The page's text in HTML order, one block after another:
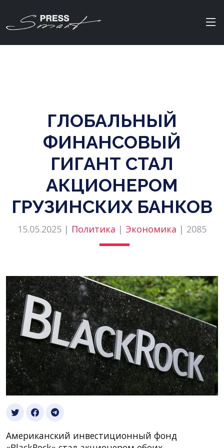
ГЛОБАЛЬНЫЙ
ФИНАНСОВЫЙ
ГИГАНТ СТАЛ
АКЦИОНЕРОМ
ГРУЗИНСКИХ БАНКОВ
15.05.2025 | Политика | Экономика | 2085
Американский инвестиционный фонд